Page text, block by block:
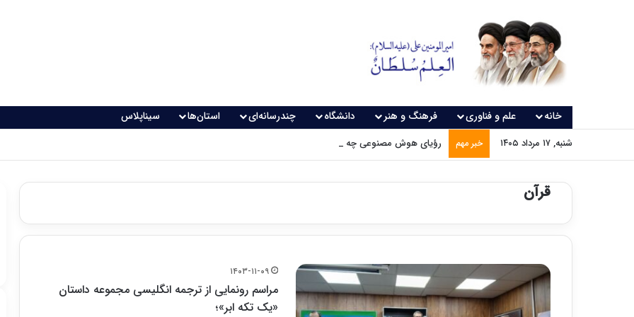
خانه علم و فناوری فرهنگ و هنر دانشگاه چندرسانه‌ای استان‌ها سیناپلاس
شنبه, ۱۷ مرداد ۱۴۰۵ خبر مهم رؤیای هوش مصنوعی چه زمانی واقعی می‌شود؟
قرآن
۱۴۰۳-۱۱-۰۹
مراسم رونمایی از ترجمه انگلیسی مجموعه داستان
«یک تکه ابر»؛